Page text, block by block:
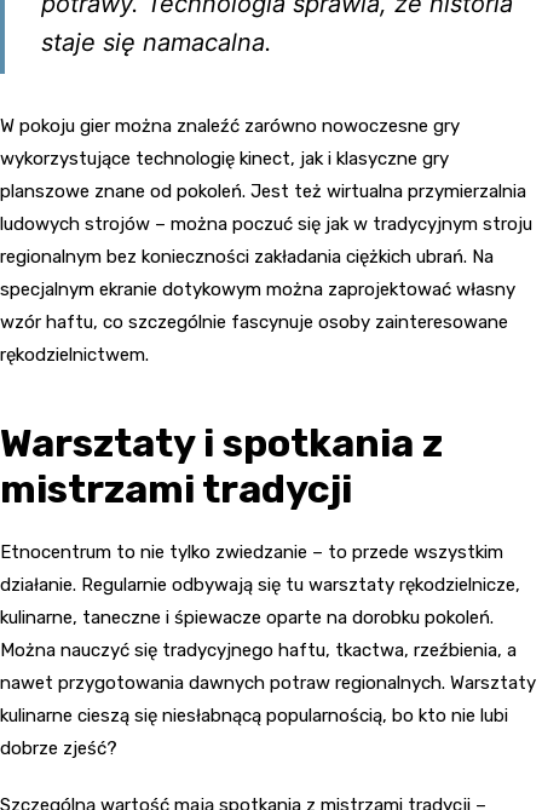
staje się namacalna.
W pokoju gier można znaleźć zarówno nowoczesne gry
wykorzystujące technologię kinect, jak i klasyczne gry
planszowe znane od pokoleń. Jest też wirtualna przymierzalnia
ludowych strojów – można poczuć się jak w tradycyjnym stroju
regionalnym bez konieczności zakładania ciężkich ubrań. Na
specjalnym ekranie dotykowym można zaprojektować własny
wzór haftu, co szczególnie fascynuje osoby zainteresowane
rękodzielnictwem.
Warsztaty i spotkania z
mistrzami tradycji
Etnocentrum to nie tylko zwiedzanie – to przede wszystkim
działanie. Regularnie odbywają się tu warsztaty rękodzielnicze,
kulinarne, taneczne i śpiewacze oparte na dorobku pokoleń.
Można nauczyć się tradycyjnego haftu, tkactwa, rzeźbienia, a
nawet przygotowania dawnych potraw regionalnych. Warsztaty
kulinarne cieszą się niesłabnącą popularnością, bo kto nie lubi
dobrze zjeść?